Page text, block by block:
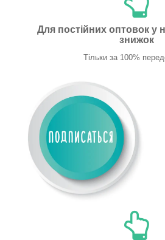
Для постійних оптовок у
знижок
Тільки за 100%